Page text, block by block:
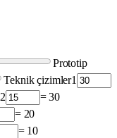
Prototip
Teknik çizimler1
2 =30
= 20
= 10